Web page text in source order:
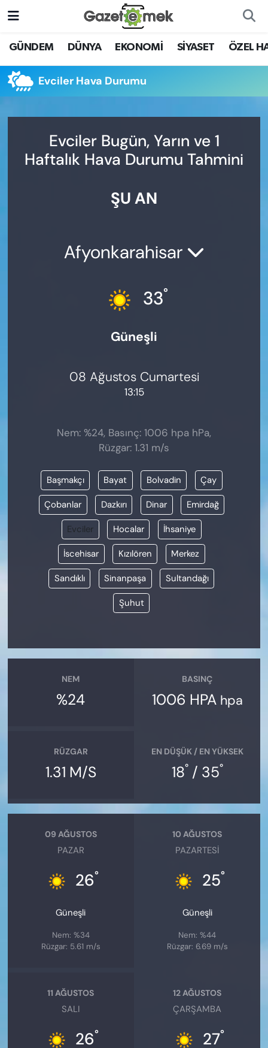
GÜNDEM DÜNYA EKONOMİ SİYASET ÖZEL
Evciler Hava Durumu
Evciler Bugün, Yarın ve 1
Haftalık Hava Durumu Tahmini
ŞU AN
Afyonkarahisar
33°
Güneşli
08 Ağustos Cumartesi
13:15
Nem: %24, Basınç: 1006 hpa hPa,
Rüzgar: 1.31 m/s
Başmakçı Bayat Bolvadin Çay
Çobanlar Dazkırı Dinar Emirdağ
Evciler Hocalar İhsaniye
İscehisar Kızılören Merkez
Sandıklı Sinanpaşa Sultandağı
Şuhut
NEM
%24
BASINÇ
1006 HPA hpa
RÜZGAR
1.31 M/S
EN DÜŞÜK / EN YÜKSEK
18°/ 35°
09 AĞUSTOS
PAZAR
26°
Güneşli
Nem: %34
Rüzgar: 5.61 m/s
10 AĞUSTOS
PAZARTESI
25°
Güneşli
Nem: %44
Rüzgar: 6.69 m/s
11 AĞUSTOS
SALI
26°
12 AĞUSTOS
ÇARŞAMBA
27°
DÜNYA
EKONOMİ
YENİ MEDYADA EMEK
GAZETECİLİĞİNİ GELİŞTİRMEK
EĞİTİM
ÖZEL HABER
SİYASET
VAN VE DİYARBAKIR HABERLERİ
Nöbetçi Eczaneler
Hava Durumu
Trafik Durumu
Süper Lig Puan Durumu ve Fikstür
Haber Arşivi